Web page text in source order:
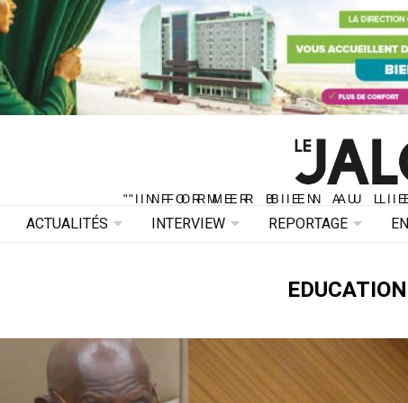
"INFORMER BIEN AU
"INFORMER BIEN AU
ACTUALITÉS INTERVIEW REPORTAGE